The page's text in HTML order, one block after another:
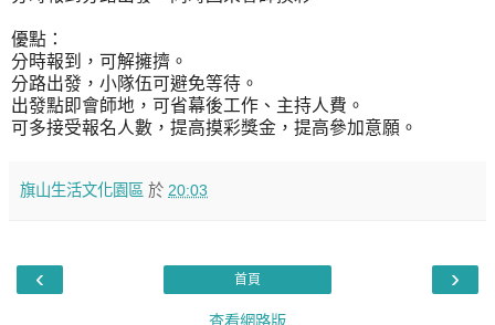
優點：
分時報到，可解擁擠。
分路出發，小隊伍可避免等待。
出發點即會師地，可省幕後工作、主持人費。
可多接受報名人數，提高摸彩獎金，提高參加意願。
旗山生活文化園區 於 20:03
‹ ›
首頁
查看網路版